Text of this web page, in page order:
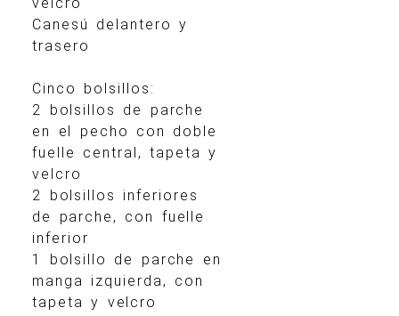
velcro
Canesú delantero y
trasero
Cinco bolsillos:
2 bolsillos de parche
en el pecho con doble
fuelle central, tapeta y
velcro
2 bolsillos inferiores
de parche, con fuelle
inferior
1 bolsillo de parche en
manga izquierda, con
tapeta y velcro